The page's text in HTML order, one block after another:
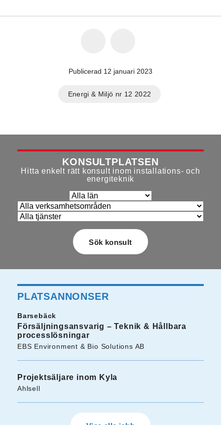
Publicerad 12 januari 2023
Energi & Miljö nr 12 2022
KONSULTPLATSEN
Hitta enkelt rätt konsult inom installations- och
energiteknik
PLATSANNONSER
Barsebäck
Försäljningsansvarig – Teknik & Hållbara
processlösningar
EBS Environment & Bio Solutions AB
Projektsäljare inom Kyla
Ahlsell